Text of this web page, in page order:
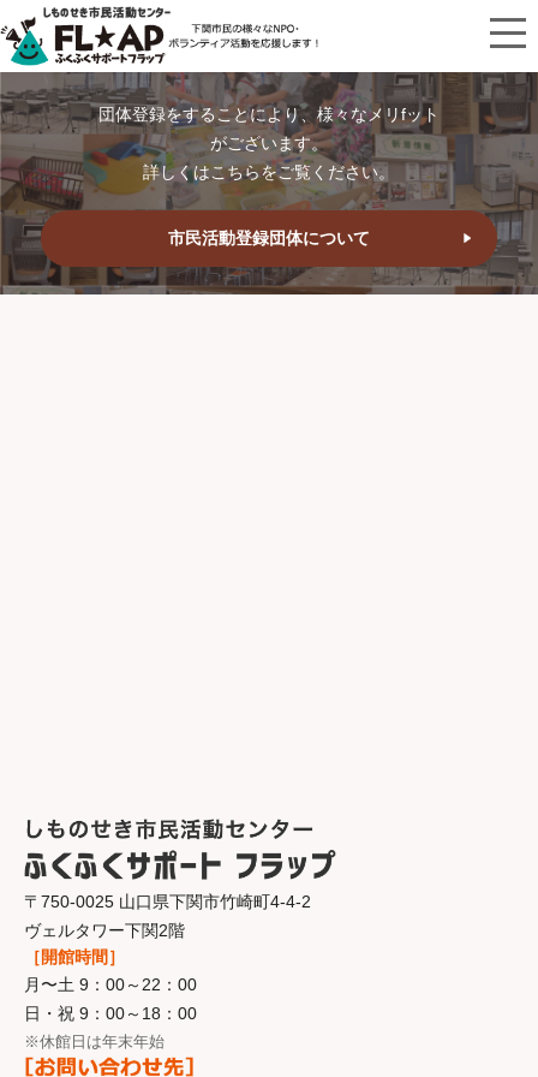
団体登録をすることにより、様々なメリfット
がございます。
詳しくはこちらをご覧ください。
市民活動登録団体について
〒750-0025 山口県下関市竹崎町4-4-2
ヴェルタワー下関2階
［開館時間］
月〜土 9：00～22：00
日・祝 9：00～18：00
※休館日は年末年始